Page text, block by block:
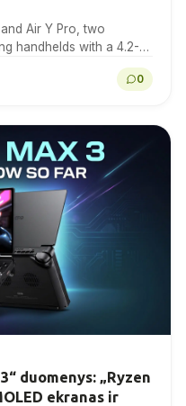
Air Y Pro, two
handhelds with a 4.2-
0
duomenys: „Ryzen
ekranas ir